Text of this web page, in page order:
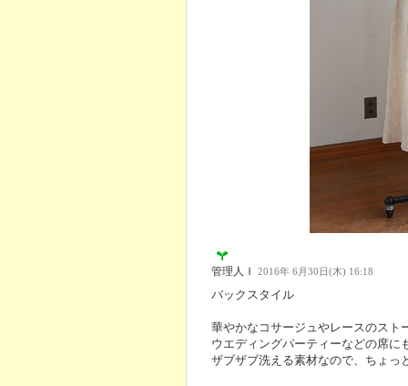
管理人Ｉ 2016年 6月30日(木) 16:18
バックスタイル
華やかなコサージュやレースのスト
ウエディングパーティーなどの席に
ザブザブ洗える素材なので、ちょっ